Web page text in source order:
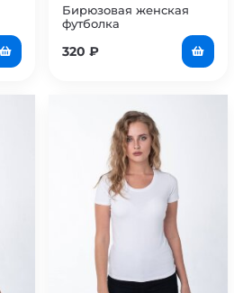
Бирюзовая женская
футболка
320 ₽